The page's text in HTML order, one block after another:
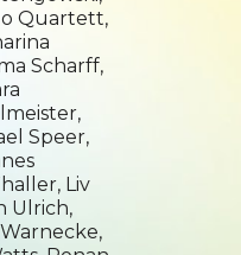
Quartett,
Scharff,
Speer,
Liv
Ulrich,